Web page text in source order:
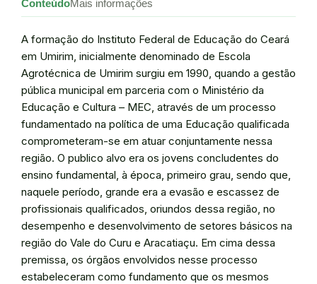
ConteúdoMais informações
A formação do Instituto Federal de Educação do Ceará
em Umirim, inicialmente denominado de Escola
Agrotécnica de Umirim surgiu em 1990, quando a gestão
pública municipal em parceria com o Ministério da
Educação e Cultura – MEC, através de um processo
fundamentado na política de uma Educação qualificada
comprometeram-se em atuar conjuntamente nessa
região. O publico alvo era os jovens concludentes do
ensino fundamental, à época, primeiro grau, sendo que,
naquele período, grande era a evasão e escassez de
profissionais qualificados, oriundos dessa região, no
desempenho e desenvolvimento de setores básicos na
região do Vale do Curu e Aracatiaçu. Em cima dessa
premissa, os órgãos envolvidos nesse processo
estabeleceram como fundamento que os mesmos